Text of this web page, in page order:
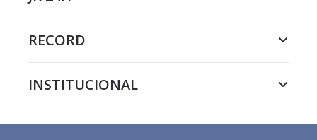
RECORD
INSTITUCIONAL